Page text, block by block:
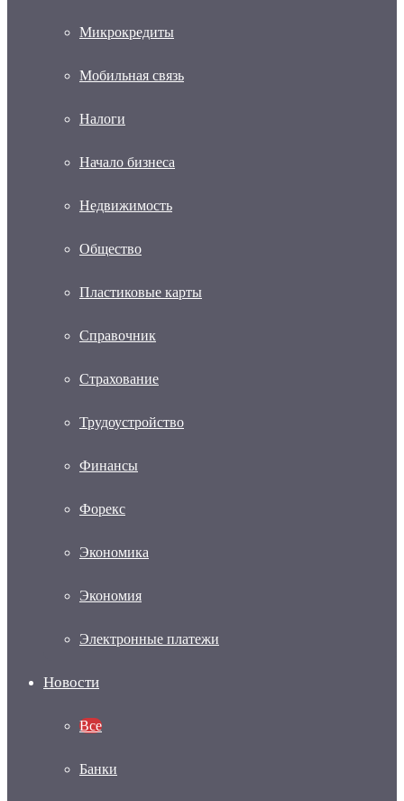
Микрокредиты
Мобильная связь
Налоги
Начало бизнеса
Недвижимость
Общество
Пластиковые карты
Справочник
Страхование
Трудоустройство
Финансы
Форекс
Экономика
Экономия
Электронные платежи
Новости
Все
Банки